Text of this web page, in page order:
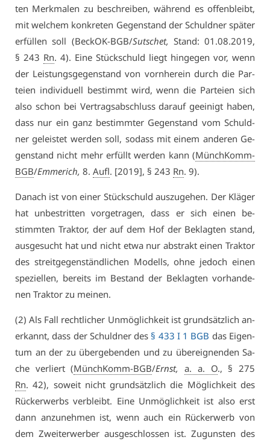
ten Merk­ma­len zu be­schrei­ben, wäh­rend es of­fen­bleibt,
mit wel­chem kon­kre­ten Ge­gen­stand der Schuld­ner spä­ter
er­fül­len soll (Be­ckOK-BGB/Sut­schet, Stand: 01.08.2019,
§ 243 Rn. 4). Ei­ne Stückschuld liegt hin­ge­gen vor, wenn
der Leis­tungs­ge­gen­stand von vorn­her­ein durch die Par­
tei­en in­di­vi­du­ell be­stimmt wird, wenn die Par­tei­en sich
al­so schon bei Ver­trags­ab­schluss dar­auf ge­ei­nigt ha­ben,
dass nur ein ganz be­stimm­ter Ge­gen­stand vom Schuld­
ner ge­leis­tet wer­den soll, so­dass mit ei­nem an­de­ren Ge­
gen­stand nicht mehr er­füllt wer­den kann (MünchKomm-
BGB/Em­me­rich, 8. Aufl. [2019], § 243 Rn. 9).
Da­nach ist von ei­ner Stückschuld aus­zu­ge­hen. Der Klä­ger
hat un­be­strit­ten vor­ge­tra­gen, dass er sich ei­nen be­
stimm­ten Trak­tor, der auf dem Hof der Be­klag­ten stand,
aus­ge­sucht hat und nicht et­wa nur abs­trakt ei­nen Trak­tor
des streit­ge­gen­ständ­li­chen Mo­dells, oh­ne je­doch ei­nen
spe­zi­el­len, be­reits im Be­stand der Be­klag­ten vor­han­de­
nen Trak­tor zu mei­nen.
(2) Als Fall recht­li­cher Un­mög­lich­keit ist grund­sätz­lich an­
er­kannt, dass der Schuld­ner des § 433 I 1 BGB das Ei­gen­
tum an der zu über­ge­ben­den und zu über­eig­nen­den Sa­
che ver­liert (MünchKomm-BGB/Ernst, a. a. O., § 275
Rn. 42), so­weit nicht grund­sätz­lich die Mög­lich­keit des
Rück­erwerbs ver­bleibt. Ei­ne Un­mög­lich­keit ist al­so erst
dann an­zu­neh­men ist, wenn auch ein Rück­erwerb von
dem Zweiter­wer­ber aus­ge­schlos­sen ist. Zu­guns­ten des